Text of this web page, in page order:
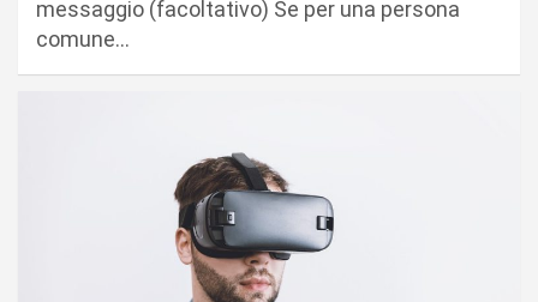
messaggio (facoltativo) Se per una persona
comune…